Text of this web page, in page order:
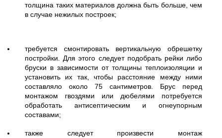
толщина таких материалов должна быть больше, чем
в случае нежилых построек;
требуется смонтировать вертикальную обрешетку
постройки. Для этого следует подобрать рейки либо
бруски в зависимости от толщины теплоизоляции и
установить их так, чтобы расстояние между ними
составляло около 75 сантиметров. Брус перед
монтажом гвоздями или дюбелями потребуется
обработать антисептическим и огнеупорным
составами;
также следует произвести монтаж